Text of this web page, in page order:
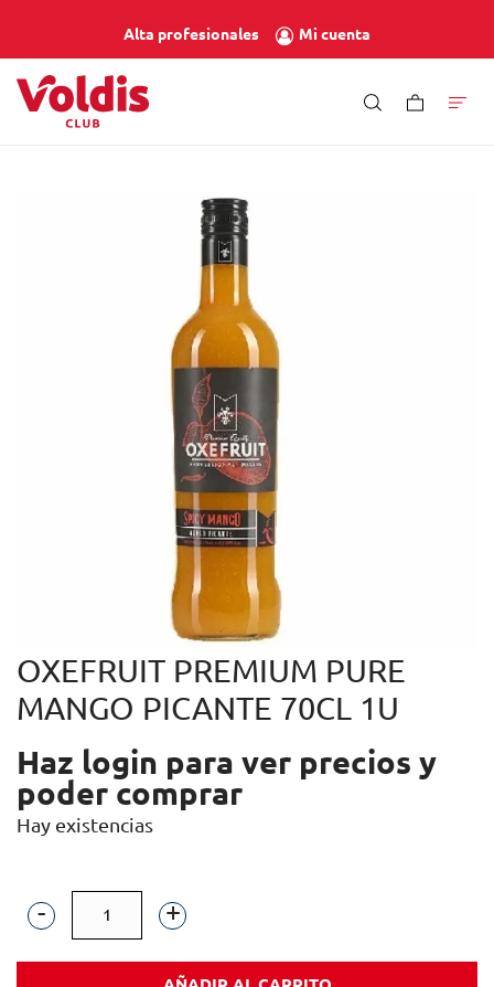
Alta profesionales Mi cuenta
OXEFRUIT PREMIUM PURE
MANGO PICANTE 70CL 1U
Haz login para ver precios y
poder comprar
Hay existencias
OXEFRUIT
PREMIUM